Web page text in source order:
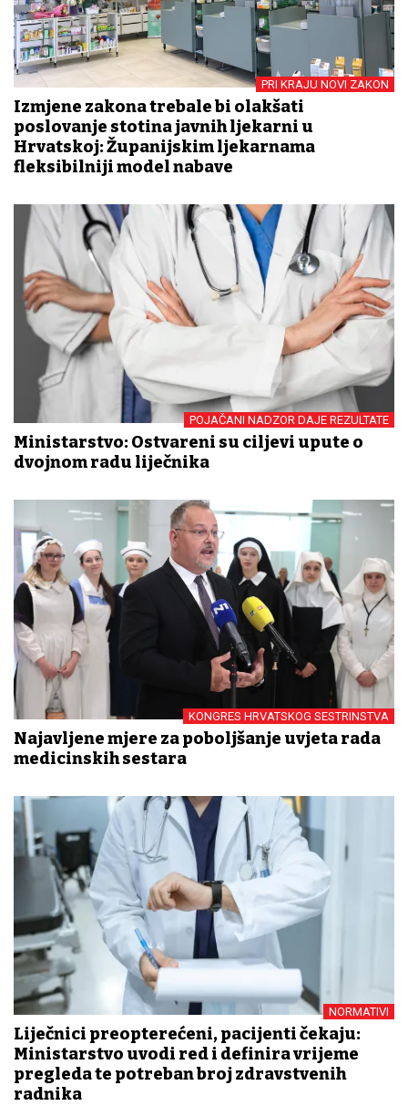
PRI KRAJU NOVI ZAKON
Izmjene zakona trebale bi olakšati
poslovanje stotina javnih ljekarni u
Hrvatskoj: Županijskim ljekarnama
fleksibilniji model nabave
POJAČANI NADZOR DAJE REZULTATE
Ministarstvo: Ostvareni su ciljevi upute o
dvojnom radu liječnika
KONGRES HRVATSKOG SESTRINSTVA
Najavljene mjere za poboljšanje uvjeta rada
medicinskih sestara
NORMATIVI
Liječnici preopterećeni, pacijenti čekaju:
Ministarstvo uvodi red i definira vrijeme
pregleda te potreban broj zdravstvenih
radnika